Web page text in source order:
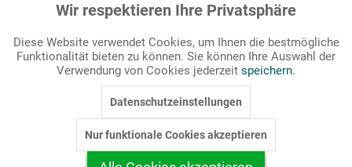
Passende Stichworte
Bibel, Gesellschaft/Politik
zuerst Ihr Produktformat aus.
z.B. Farbe-Grafik, Schwarz-Weiß-Grafik, mit/ohne Text ...
Funktionale Aktiv
Marketing Inaktiv
Personalisierung Inaktiv
Wir respektieren Ihre Privatsphäre
Diese Website verwendet Cookies, um Ihnen die bestmögliche
Funktionalität bieten zu können. Sie können Ihre Auswahl der
Verwendung von Cookies jederzeit speichern.
Datenschutzeinstellungen
Nur funktionale Cookies akzeptieren